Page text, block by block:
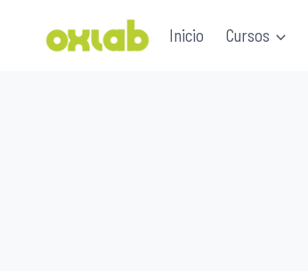
Inicio Cursos